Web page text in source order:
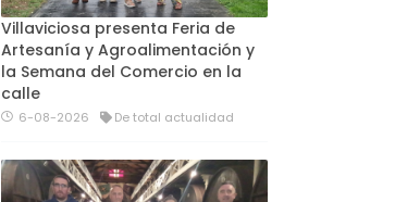
Villaviciosa presenta Feria de
Artesanía y Agroalimentación y
la Semana del Comercio en la
calle
6-08-2026 De total actualidad